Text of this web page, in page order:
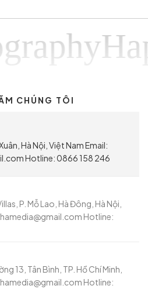
CHÚNG TÔI
Hà Nội, Việt Nam Email:
Hotline: 0866 158 246
P. Mỗ Lao, Hà Đông, Hà Nội,
Hotline:
13, Tân Bình, TP. Hồ Chí Minh,
Hotline: